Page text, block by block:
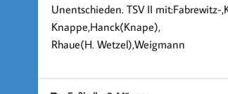
Unentschieden. TSV II mit:Fabrewitz-
Knappe,Hanck(Knape),
Rhaue(H. Wetzel),Weigmann